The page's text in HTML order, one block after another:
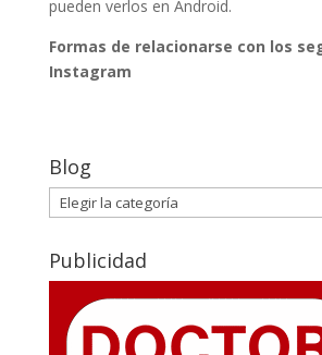
pueden verlos en Android.
Formas de relacionarse con los
Instagram
Blog
Blog
Publicidad